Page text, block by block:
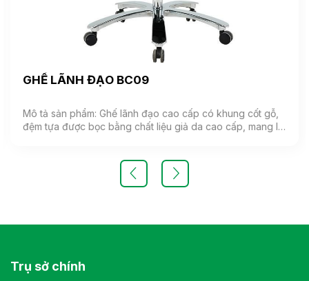
GHẾ LÃNH ĐẠO BC09
Mô tả sản phẩm: Ghế lãnh đạo cao cấp có khung cốt gỗ,
đệm tựa được bọc bằng chất liệu giả da cao cấp, mang lại
bảo tính bền vững và thẩm mỹ.( Sản phẩm nhập khẩu )
Màu sắc: Tùy chọn Chất liệu: Ghế lãnh đạo cao cấp có
Trụ sở chính